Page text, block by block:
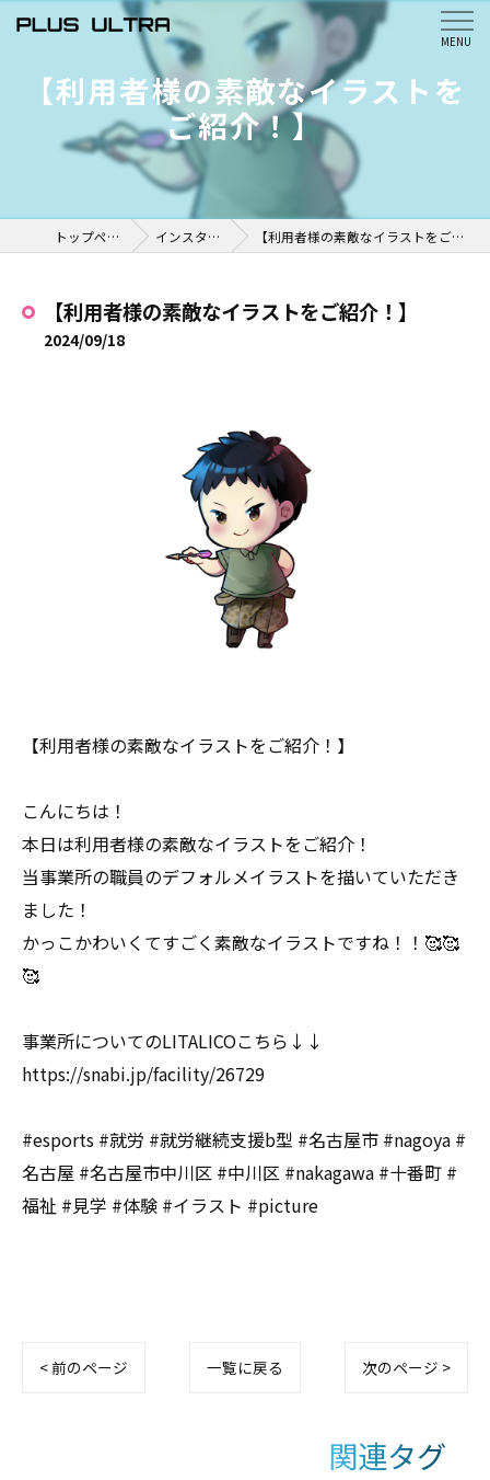
【利用者様の素敵なイラストを
ご紹介！】
トップページ インスタ掲載 【利用者様の素敵なイラストをご紹介！】
【利用者様の素敵なイラストをご紹介！】
2024/09/18
【利用者様の素敵なイラストをご紹介！】
こんにちは！
本日は利用者様の素敵なイラストをご紹介！
当事業所の職員のデフォルメイラストを描いていただき
ました！
かっこかわいくてすごく素敵なイラストですね！！🥰🥰
🥰
事業所についてのLITALICOこちら↓↓
https://snabi.jp/facility/26729
#esports #就労 #就労継続支援b型 #名古屋市 #nagoya #
名古屋 #名古屋市中川区 #中川区 #nakagawa #十番町 #
福祉 #見学 #体験 #イラスト #picture
< 前のページ 一覧に戻る 次のページ >
関連タグ